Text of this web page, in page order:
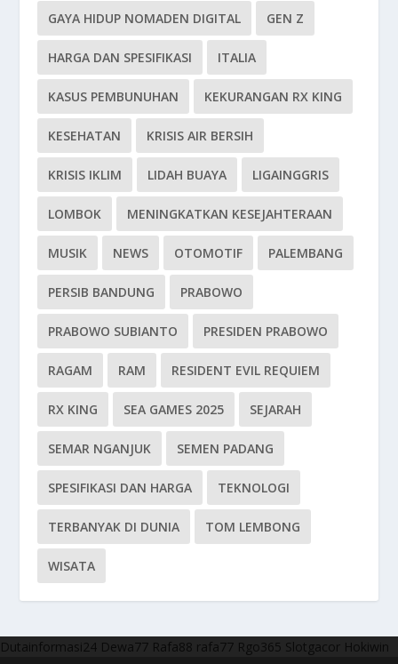
GAYA HIDUP NOMADEN DIGITAL GEN Z
HARGA DAN SPESIFIKASI ITALIA
KASUS PEMBUNUHAN KEKURANGAN RX KING
KESEHATAN KRISIS AIR BERSIH
KRISIS IKLIM LIDAH BUAYA LIGAINGGRIS
LOMBOK MENINGKATKAN KESEJAHTERAAN
MUSIK NEWS OTOMOTIF PALEMBANG
PERSIB BANDUNG PRABOWO
PRABOWO SUBIANTO PRESIDEN PRABOWO
RAGAM RAM RESIDENT EVIL REQUIEM
RX KING SEA GAMES 2025 SEJARAH
SEMAR NGANJUK SEMEN PADANG
SPESIFIKASI DAN HARGA TEKNOLOGI
TERBANYAK DI DUNIA TOM LEMBONG
WISATA
Dutainformasi24 Dewa77 Rafa88 rafa77 Rgo365 Slotgacor Hokiwin